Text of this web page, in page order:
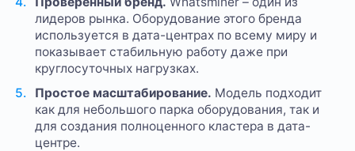
лидеров рынка. Оборудование этого бренда
используется в дата-центрах по всему миру и
показывает стабильную работу даже при
круглосуточных нагрузках.
Простое масштабирование. Модель подходит
как для небольшого парка оборудования, так и
для создания полноценного кластера в дата-
центре.